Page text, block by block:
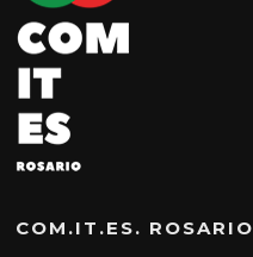
COM.IT.ES. ROSARIO